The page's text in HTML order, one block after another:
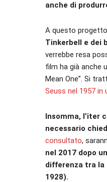
anche di
A questo
Tinkerbell e dei
verrebbe resa
film ha già anche
Mean One”. Si
Seuss nel 1957 in
Insomma, l’iter
necessario
consultato,
nel 2017 dopo
differenza tra la
1928).